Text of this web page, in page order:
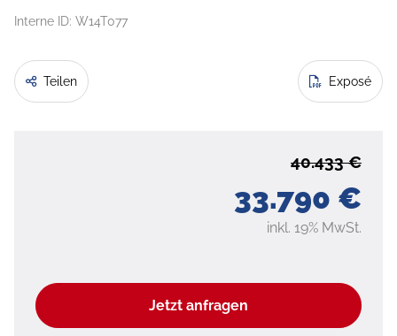
Interne ID: W14T077
Teilen Exposé
33.790 €
40.433 €
inkl. 19% MwSt.
Jetzt anfragen